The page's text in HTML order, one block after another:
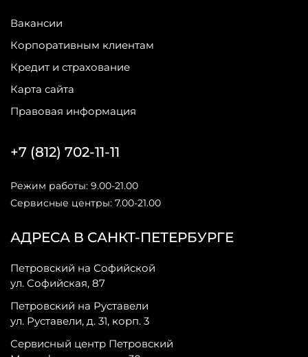
Вакансии
Корпоративным клиентам
Кредит и страхование
Карта сайта
Правовая информация
АДРЕСА В САНКТ-ПЕТЕРБУРГЕ
Петровский на Софийской
ул. Софийская, 87
Петровский на Руставели
ул. Руставели, д. 31, корп. 3
Сервисный центр Петровский
+7 (812) 702-11-11
Режим работы: 9.00-21.00
Сервисные центры: 7.00-21.00